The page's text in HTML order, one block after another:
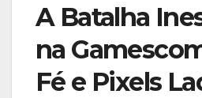
A Batalha
na
Fé e Pixels